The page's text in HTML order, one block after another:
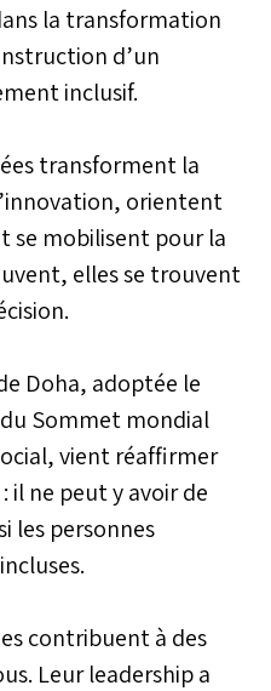
la transformation
d’un
inclusif.
transforment la
orientent
se mobilisent pour la
elles se trouvent
Doha, adoptée le
Sommet mondial
vient réaffirmer
il ne peut y avoir de
les personnes
contribuent à des
Leur leadership a